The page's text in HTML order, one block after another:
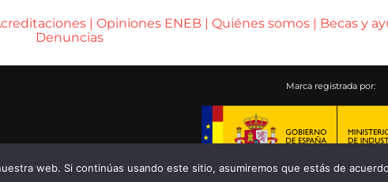
| Opiniones ENEB | Quiénes somos | Becas y
Denuncias
Marca registrada por:
web. Si continúas usando este sitio, asumiremos que estás de